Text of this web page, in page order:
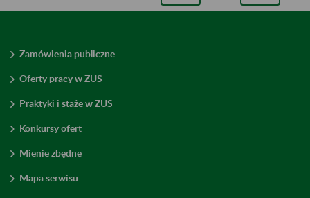
Zamówienia publiczne
Oferty pracy w ZUS
Praktyki i staże w ZUS
Konkursy ofert
Mienie zbędne
Mapa serwisu